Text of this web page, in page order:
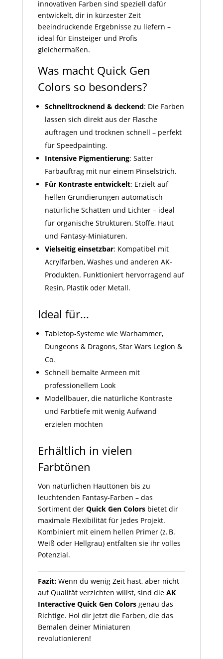
innovativen Farben sind speziell dafür
entwickelt, dir in kürzester Zeit
beeindruckende Ergebnisse zu liefern –
ideal für Einsteiger und Profis
gleichermaßen.
Was macht Quick Gen
Colors so besonders?
Schnelltrocknend & deckend: Die Farben
lassen sich direkt aus der Flasche
auftragen und trocknen schnell – perfekt
für Speedpainting.
Intensive Pigmentierung: Satter
Farbauftrag mit nur einem Pinselstrich.
Für Kontraste entwickelt: Erzielt auf
hellen Grundierungen automatisch
natürliche Schatten und Lichter – ideal
für organische Strukturen, Stoffe, Haut
und Fantasy-Miniaturen.
Vielseitig einsetzbar: Kompatibel mit
Acrylfarben, Washes und anderen AK-
Produkten. Funktioniert hervorragend auf
Resin, Plastik oder Metall.
Ideal für...
Tabletop-Systeme wie Warhammer,
Dungeons & Dragons, Star Wars Legion &
Co.
Schnell bemalte Armeen mit
professionellem Look
Modellbauer, die natürliche Kontraste
und Farbtiefe mit wenig Aufwand
erzielen möchten
Erhältlich in vielen
Farbtönen
Von natürlichen Hauttönen bis zu
leuchtenden Fantasy-Farben – das
Sortiment der Quick Gen Colorsbietet dir
maximale Flexibilität für jedes Projekt.
Kombiniert mit einem hellen Primer (z. B.
Weiß oder Hellgrau) entfalten sie ihr volles
Potenzial.
Fazit:Wenn du wenig Zeit hast, aber nicht
auf Qualität verzichten willst, sind die AK
Interactive Quick Gen Colorsgenau das
Richtige. Hol dir jetzt die Farben, die das
Bemalen deiner Miniaturen
revolutionieren!